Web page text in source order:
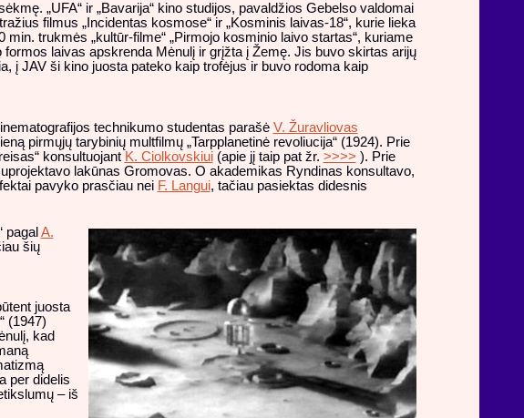
„UFA“ ir „Bavarija“ kino studijos, pavaldžios Gebelso valdomai
filmus „Incidentas kosmose“ ir „Kosminis laivas-18“, kurie lieka
min. trukmės „kultūr-filme“ „Pirmojo kosminio laivo startas“, kuriame
laivas apskrenda Mėnulį ir grįžta į Žemę. Jis buvo skirtas arijų
į JAV ši kino juosta pateko kaip trofėjus ir buvo rodoma kaip
technikumo studentas parašė V. Žuravliovas
pirmųjų tarybinių multfilmų „Tarpplanetinė revoliucija“ (1924). Prie
konsultuojant K. Ciolkovskiui(apie jį taip pat žr. >>>> ). Prie
lakūnas Gromovas. O akademikas Ryndinas konsultavo,
pavyko prasčiau nei F. Langui, tačiau pasiektas didesnis
pagalA.
šių
juosta
(1947)
kad
per didelis
– iš